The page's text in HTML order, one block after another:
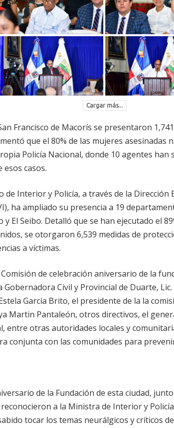
Cargar más...
Francisco de Macorís se presentaron
que el 80% de las mujeres asesinadas
Policía Nacional, donde 10 agentes han
casos.
Interior y Policía, a través de la Dirección
ha ampliado su presencia a 19
y El Seibo. Detalló que se han ejecutado el
se otorgaron 6,539 medidas de
a víctimas.
de celebración aniversario de la
Civil y Provincial de Duarte,
García Brito, el presidente de la la
Martin Pantaleón, otros directivos, el
entre otras autoridades locales y
conjunta con las comunidades para
de la Fundación de esta ciudad,
a la Ministra de Interior y
tocar los temas neurálgicos y críticos